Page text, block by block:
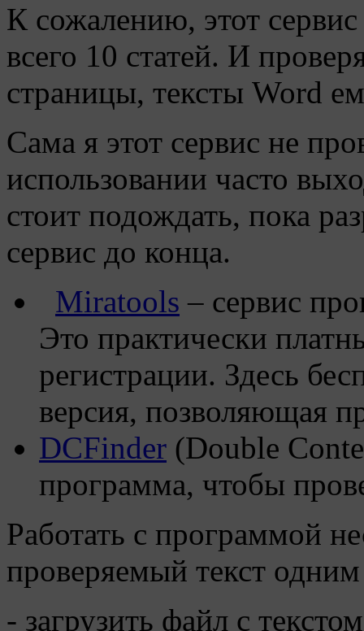
К сожалению, этот
всего 10 статей. И
страницы, тексты Word
Сама я этот сервис не
использовании часто
стоит подождать, пока
сервис до конца.
Miratools – сервис
Это практически
регистрации. Здесь
версия, позволяющая
DCFinder (Double
программа, чтобы
Работать с программой
проверяемый текст
- загрузить файл с